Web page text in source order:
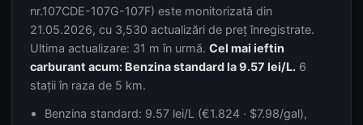
nr.107CDE-107G-107F) este monitorizată din
21.05.2026, cu 3,530 actualizări de preț înregistrate.
Ultima actualizare: 31 m în urmă. Cel mai ieftin
carburant acum: Benzina standard la 9.57 lei/L. 6
stații în raza de 5 km.
Benzina standard: 9.57 lei/L (€1.824 · $7.98/gal),